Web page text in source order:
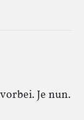
Je nun.